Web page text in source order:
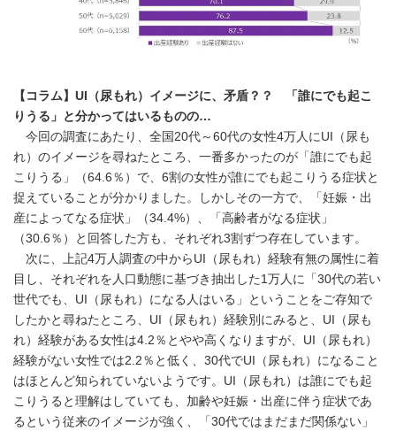
【コラム】UI（尿もれ）イメージに、矛盾？？ 「誰にでも起こ
りうる」と分かってはいるものの…
今回の調査にあたり、全国20代～60代の女性4万人にUI（尿も
れ）のイメージを尋ねたところ、一番多かったのが「誰にでも起
こりうる」（64.6％）で、6割の女性が誰にでも起こりうる症状と
捉えていることが分かりました。しかしその一方で、「妊娠・出
産によってなる症状」（34.4%）、「高齢者がなる症状」
（30.6％）と回答した方も、それぞれ3割ずつ存在しています。
次に、上記4万人調査の中からUI（尿もれ）経験有無の属性に着
目し、それぞれを人口動態に基づき抽出した1万人に「30代の若い
世代でも、UI（尿もれ）になる人はいる」ということをご存知で
したかと尋ねたところ、UI（尿もれ）経験別にみると、UI（尿も
れ）経験がある女性は4.2％とやや高くなりますが、UI（尿もれ）
経験がない女性では2.2％と低く、30代でUI（尿もれ）になること
はほとんど知られていないようです。UI（尿もれ）は誰にでも起
こりうると理解はしていても、加齢や妊娠・出産に伴う症状であ
るという従来のイメージが強く、「30代ではまだまだ関係ない」